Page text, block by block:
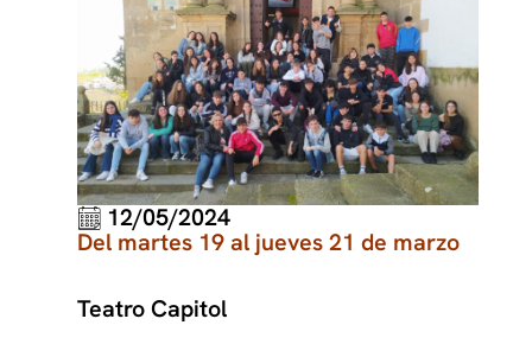
12/05/2024
Del martes 19 al jueves 21 de marzo
Teatro Capitol